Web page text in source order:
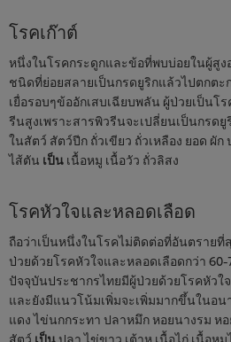
โรคเก๊าต์
หนึ่งในโรคกระดูกและข้อที่พบบ่อยในผู้สูง
ชนิดที่ย่อยสลายเป็นกรดยูริกแล้วไปตกตะ
เยื่อรอบๆข้ออักเสบเฉียบพลัน ผู้ป่วยเป็นโ
รีนสูงเพราะสารพิวรีนจะเปลี่ยนเป็นกรดยู
ในสัตว์ สัตว์ปีก ถั่วเขียว ถั่วเหลือง ยอด ผั
ไส้ตัน เป็น เนื้อหมู เนื้อวัว ถั่วลิสง
โรคหัวใจและหลอดเลือด
ถือว่าเป็นหนึ่งในโรคไม่ติดต่อที่อันตราย
ป่วยด้วยโรคหัวใจและหลอดเลือดกว่า
ปัจจุบันประชากรไทยมีผู้ป่วยด้วยโรคหัวใ
และยังมีแนวโน้มเพิ่มจะเพิ่มมากขึ้นในอน
แดง ไข่นกกระทา ปลาหมึก หอยนางรม ห
สัตว์ เป็นปลา ไข่ขาว เต้าหู เนื้อไก่ เนื้อห